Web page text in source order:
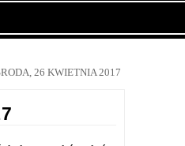
26 KWIETNIA 2017